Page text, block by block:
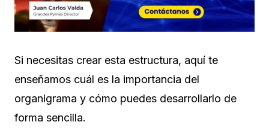
Si necesitas crear esta estructura, aquí te
enseñamos cuál es la importancia del
organigrama y cómo puedes desarrollarlo de
forma sencilla.